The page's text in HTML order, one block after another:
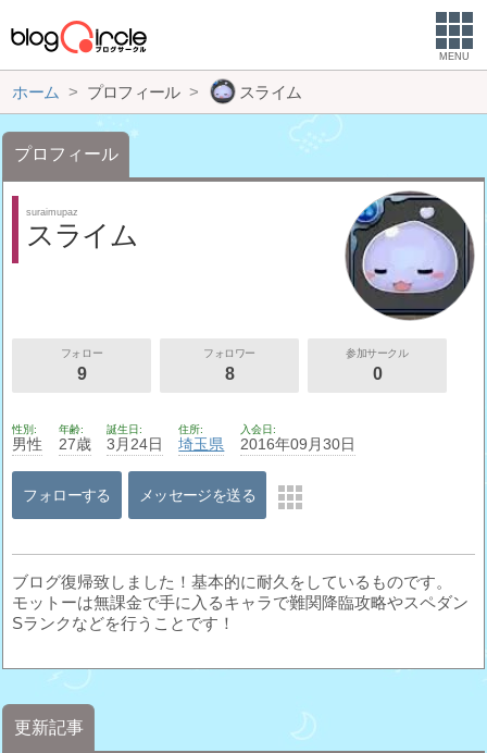
MENU
ホーム プロフィール スライム
プロフィール
suraimupaz
スライム
フォロー
9
フォロワー
8
参加サークル
0
性別
男性
年齢
27歳
誕生日
3月24日
住所
埼玉県
入会日
2016年09月30日
フォローする メッセージを送る
ブログ復帰致しました！基本的に耐久をしているものです。
モットーは無課金で手に入るキャラで難関降臨攻略やスペダン
Sランクなどを行うことです！
更新記事